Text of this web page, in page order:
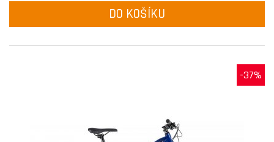
DO KOŠÍKU
-37%